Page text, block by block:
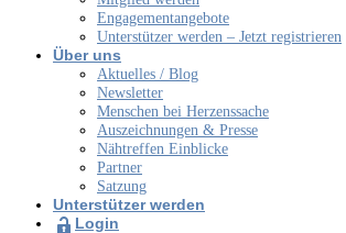
Engagementangebote
Unterstützer werden – Jetzt registrieren
Über uns
Aktuelles / Blog
Newsletter
Menschen bei Herzenssache
Auszeichnungen & Presse
Nähtreffen Einblicke
Partner
Satzung
Unterstützer werden
Login